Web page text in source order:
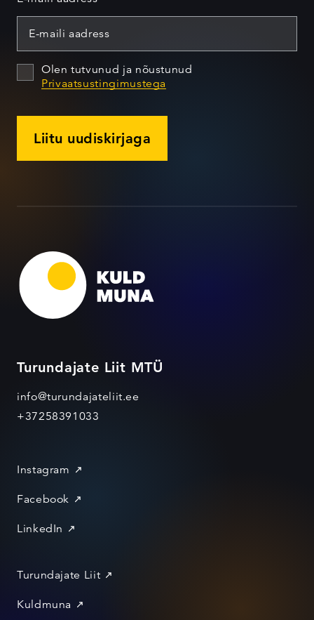
Olen tutvunud ja nõustunud
Privaatsustingimustega
Liitu uudiskirjaga
Turundajate Liit MTÜ
info@turundajateliit.ee
+37258391033
Instagram
Facebook
LinkedIn
Turundajate Liit
Kuldmuna